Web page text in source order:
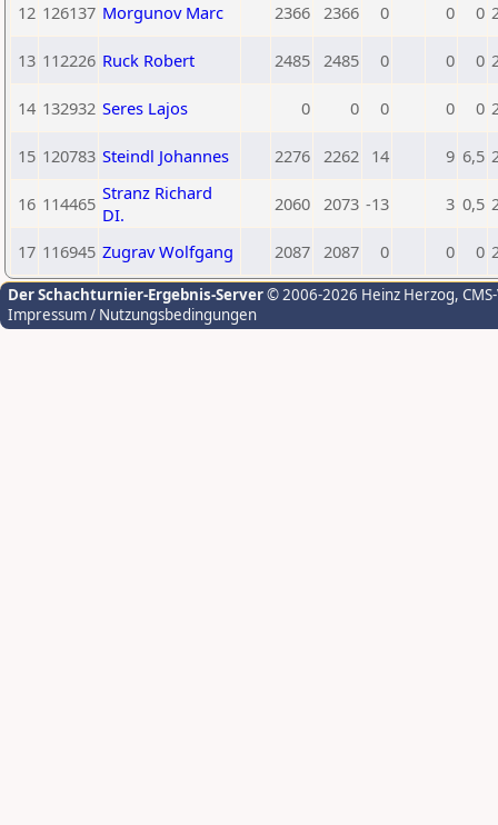
12 126137 Morgunov Marc 2366 2366 0 0 0
13 112226 Ruck Robert 2485 2485 0 0 0
14 132932 Seres Lajos 0 0 0 0 0
15 120783 Steindl Johannes 2276 2262 14 9 6,5
16 114465 Stranz Richard
DI.
2060 2073 -13 3 0,5
17 116945 Zugrav Wolfgang 2087 2087 0 0 0
Der Schachturnier-Ergebnis-Server© 2006-2026 Heinz Herzog,
Impressum / Nutzungsbedingungen